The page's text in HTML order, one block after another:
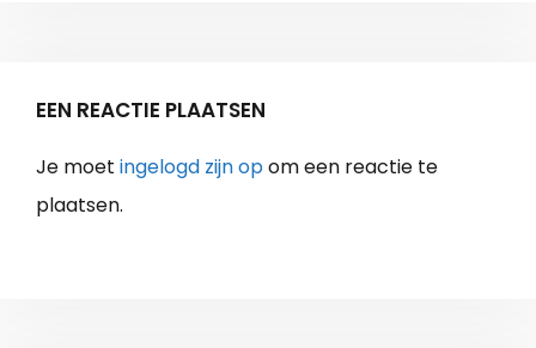
EEN REACTIE PLAATSEN
Je moet ingelogd zijn opom een reactie te
plaatsen.